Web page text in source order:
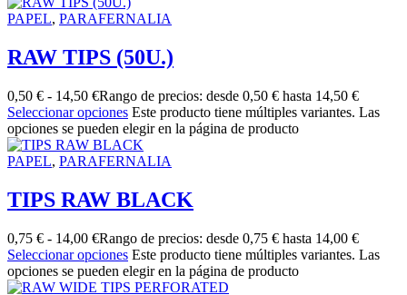
PAPEL, PARAFERNALIA
RAW TIPS (50U.)
0,50 € - 14,50 €Rango de precios: desde 0,50 € hasta 14,50 €
Seleccionar opciones Este producto tiene múltiples variantes. Las
opciones se pueden elegir en la página de producto
PAPEL, PARAFERNALIA
TIPS RAW BLACK
0,75 € - 14,00 €Rango de precios: desde 0,75 € hasta 14,00 €
Seleccionar opciones Este producto tiene múltiples variantes. Las
opciones se pueden elegir en la página de producto